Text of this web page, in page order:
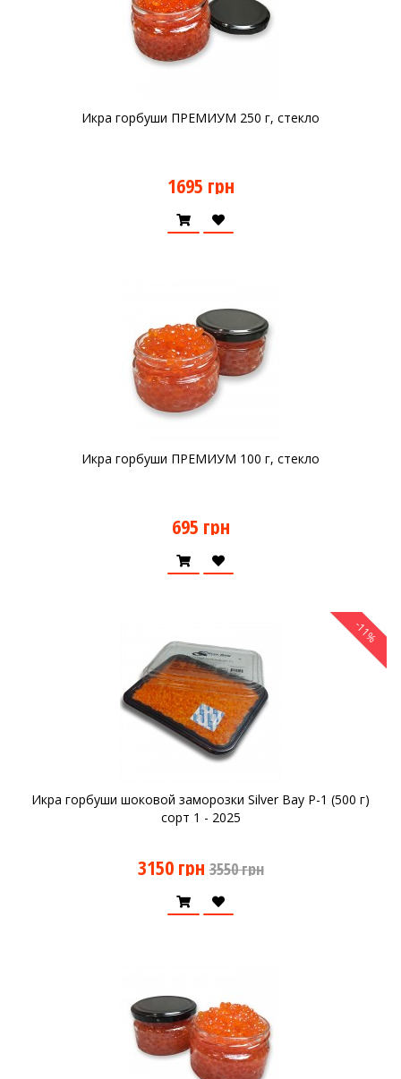
Икра горбуши ПРЕМИУМ 250 г, стекло
1695 грн
Икра горбуши ПРЕМИУМ 100 г, стекло
695 грн
-11%
Икра горбуши шоковой заморозки Silver Bay P-1 (500 г)
сорт 1 - 2025
3150 грн 3550 грн